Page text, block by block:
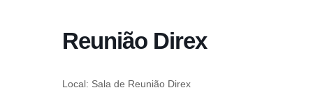
Reunião Direx
Local: Sala de Reunião Direx